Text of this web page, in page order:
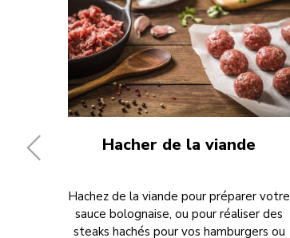
Hacher de la viande
Hachez de la viande pour préparer votre
sauce bolognaise, ou pour réaliser des
steaks hachés pour vos hamburgers ou